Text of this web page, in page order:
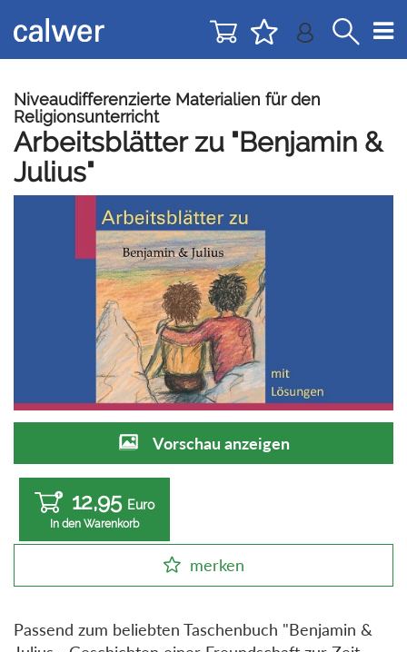
zur
Navigation
zum
Inhalt
Niveaudifferenzierte Materialien für den
Religionsunterricht
Arbeitsblätter zu "Benjamin &
Julius"
Vorschau anzeigen
12,95 Euro
In den Warenkorb
merken
Passend zum beliebten Taschenbuch "Benjamin &